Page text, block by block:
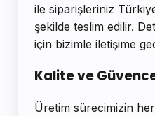
ile siparişleriniz
şekilde teslim edilir.
için bizimle iletişime
Kalite ve
Üretim sürecimizin